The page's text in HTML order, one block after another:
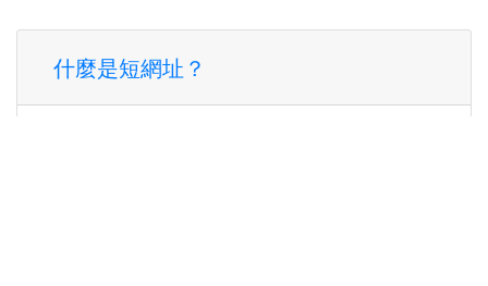
什麼是短網址？